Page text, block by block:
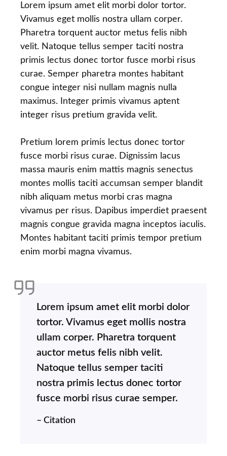
Lorem ipsum amet elit morbi dolor tortor.
Vivamus eget mollis nostra ullam corper.
Pharetra torquent auctor metus felis nibh
velit. Natoque tellus semper taciti nostra
primis lectus donec tortor fusce morbi risus
curae. Semper pharetra montes habitant
congue integer nisi nullam magnis nulla
maximus. Integer primis vivamus aptent
integer risus pretium gravida velit.
Pretium lorem primis lectus donec tortor
fusce morbi risus curae. Dignissim lacus
massa mauris enim mattis magnis senectus
montes mollis taciti accumsan semper blandit
nibh aliquam metus morbi cras magna
vivamus per risus. Dapibus imperdiet praesent
magnis congue gravida magna inceptos iaculis.
Montes habitant taciti primis tempor pretium
enim morbi magna vivamus.
Lorem ipsum amet elit morbi dolor
tortor. Vivamus eget mollis nostra
ullam corper. Pharetra torquent
auctor metus felis nibh velit.
Natoque tellus semper taciti
nostra primis lectus donec tortor
fusce morbi risus curae semper.
– Citation